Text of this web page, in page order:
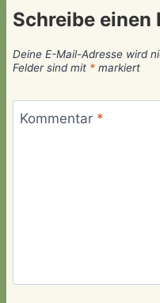
Schreibe einen
Deine E-Mail-Adresse wird
Felder sind mit * markiert
Kommentar *